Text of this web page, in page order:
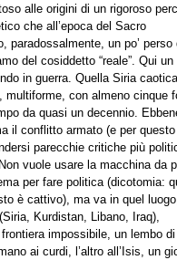
alle origini di un rigoroso
che all’epoca del Sacro
paradossalmente, un po’ perso
del cosiddetto “reale”. Qui un
in guerra. Quella Siria caotica,
multiforme, con almeno cinque
da quasi un decennio.
il conflitto armato (e per questo
parecchie critiche più
vuole usare la macchina da
per fare politica (dicotomia:
è cattivo), ma va in quel
Kurdistan, Libano, Iraq),
impossibile, un lembo
ai curdi, l’altro all’Isis, un